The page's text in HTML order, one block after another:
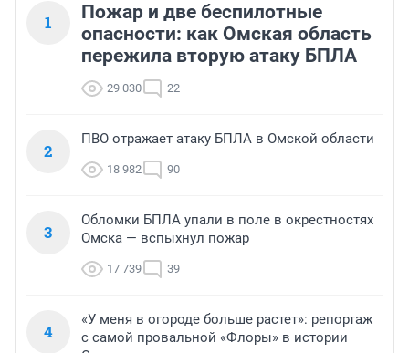
1
Пожар и две беспилотные
опасности: как Омская область
пережила вторую атаку БПЛА
29 030 22
2
ПВО отражает атаку БПЛА в Омской области
18 982 90
3
Обломки БПЛА упали в поле в окрестностях
Омска — вспыхнул пожар
17 739 39
4
«У меня в огороде больше растет»: репортаж
с самой провальной «Флоры» в истории